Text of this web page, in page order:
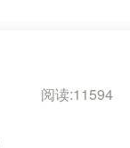
阅读:11594